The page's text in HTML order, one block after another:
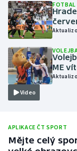
Olympijské hry
Plavání
Plážový volejbal
Rychlobruslení
FOTBAL
Video
ME
APLIKACE ČT SPORT
Mějte celý